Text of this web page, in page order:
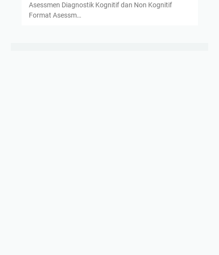
Asessmen Diagnostik Kognitif dan Non Kognitif
Format Asessm…